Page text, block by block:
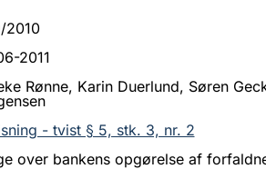
2010
2011
Rønne, Karin Duerlund, Søren
- tvist § 5, stk. 3, nr. 2
over bankens opgørelse af